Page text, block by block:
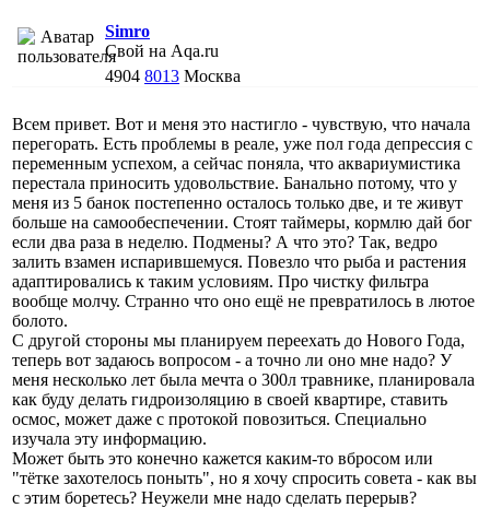
Simro
Свой на Aqa.ru
4904 8013 Москва
Всем привет. Вот и меня это настигло - чувствую, что начала
перегорать. Есть проблемы в реале, уже пол года депрессия с
переменным успехом, а сейчас поняла, что аквариумистика
перестала приносить удовольствие. Банально потому, что у
меня из 5 банок постепенно осталось только две, и те живут
больше на самообеспечении. Стоят таймеры, кормлю дай бог
если два раза в неделю. Подмены? А что это? Так, ведро
залить взамен испарившемуся. Повезло что рыба и растения
адаптировались к таким условиям. Про чистку фильтра
вообще молчу. Странно что оно ещё не превратилось в лютое
болото.
С другой стороны мы планируем переехать до Нового Года,
теперь вот задаюсь вопросом - а точно ли оно мне надо? У
меня несколько лет была мечта о 300л травнике, планировала
как буду делать гидроизоляцию в своей квартире, ставить
осмос, может даже с протокой повозиться. Специально
изучала эту информацию.
Может быть это конечно кажется каким-то вбросом или
"тётке захотелось поныть", но я хочу спросить совета - как вы
с этим боретесь? Неужели мне надо сделать перерыв?